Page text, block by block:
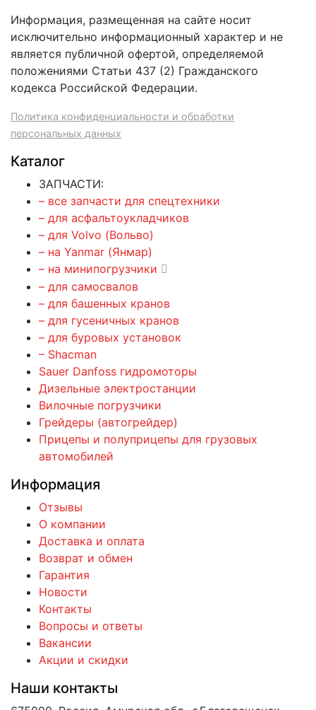
Информация, размещенная на сайте носит
исключительно информационный характер и не
является публичной офертой, определяемой
положениями Статьи 437 (2) Гражданского
кодекса Российской Федерации.
Политика конфиденциальности и обработки
персональных данных
Каталог
ЗАПЧАСТИ:
– все запчасти для спецтехники
– для асфальтоукладчиков
– для Volvo (Вольво)
– на Yanmar (Янмар)
– на минипогрузчики
– для самосвалов
– для башенных кранов
– для гусеничных кранов
– для буровых установок
– Shacman
Sauer Danfoss гидромоторы
Дизельные электростанции
Вилочные погрузчики
Грейдеры (автогрейдер)
Прицепы и полуприцепы для грузовых
автомобилей
Информация
Отзывы
О компании
Доставка и оплата
Возврат и обмен
Гарантия
Новости
Контакты
Вопросы и ответы
Вакансии
Акции и скидки
Наши контакты